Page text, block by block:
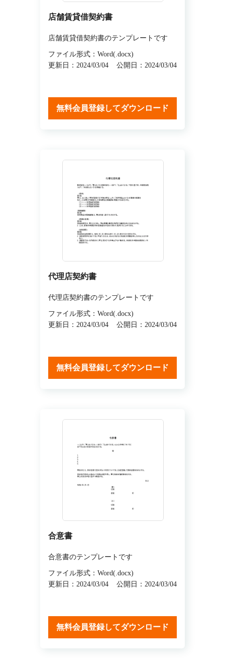
店舗賃貸借契約書
店舗賃貸借契約書のテンプレートです
ファイル形式：Word(.docx)
更新日：2024/03/04
公開日：2024/03/04
無料会員登録してダウンロード
代理店契約書
代理店契約書のテンプレートです
ファイル形式：Word(.docx)
更新日：2024/03/04
公開日：2024/03/04
無料会員登録してダウンロード
合意書
合意書のテンプレートです
ファイル形式：Word(.docx)
更新日：2024/03/04
公開日：2024/03/04
無料会員登録してダウンロード